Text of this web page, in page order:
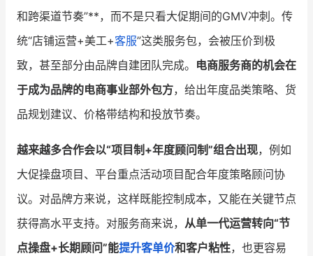
和跨渠道节奏”**，而不是只看大促期间的GMV冲刺。传
统“店铺运营+美工+客服”这类服务包，会被压价到极
致，甚至部分由品牌自建团队完成。 电商服务商的机会在
于成为品牌的电商事业部外包方，给出年度品类策略、货
品规划建议、价格带结构和投放节奏。
越来越多合作会以“项目制+年度顾问制”组合出现，例如
大促操盘项目、平台重点活动项目配合年度策略顾问协
议。对品牌方来说，这样既能控制成本，又能在关键节点
获得高水平支持。对服务商来说， 从单一代运营转向“节
点操盘+长期顾问”能提升客单价和客户粘性，也更容易